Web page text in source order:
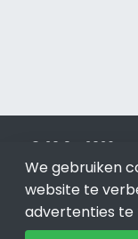
© 2019 - 2026
Internet. Betaal
optimalisatie No
We gebruiken
website te
advertenties te